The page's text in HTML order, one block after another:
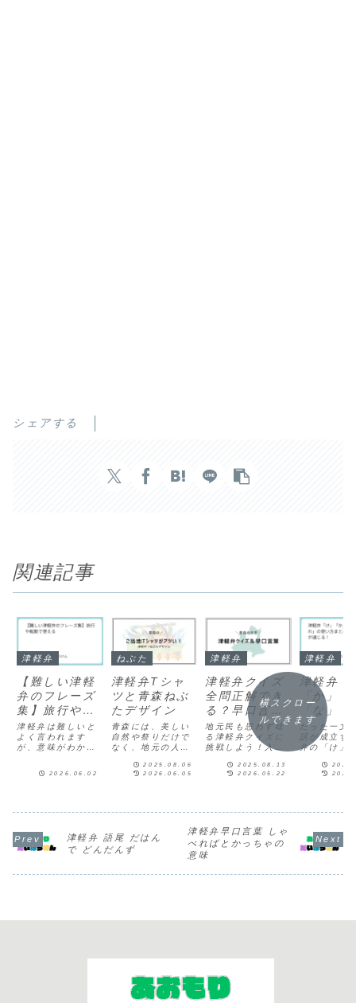
シェアする
関連記事
津軽弁
【難しい津軽
弁のフレーズ
集】旅行や転
勤で使える
津軽弁は難しいと
よく言われます
が、意味がわかれ
行や転勤で青森を
考にしてくださ
い。
2026.06.02
ねぶた
津軽弁Tシャ
ツと青森ねぶ
たデザイン
青森には、美しい
自然や祭りだけで
なく、地元の人た
た文化や言葉があ
ります。そんな“青
案内人ねぶた祭の
モチーフや、味の
ある津軽弁をあし
2025.08.06
2026.06.05
津軽弁
津軽弁クイズ
全問正解でき
る？早口言
葉・日常会話
まで難易度別
に出題
地元民も思わず唸
る津軽弁クイズに
挑戦しよう！入門
常会話まで難易度
別に出題。早口言
文化を体験しよ
う！
2025.08.13
2026.05.22
津軽弁
津軽弁「
「か」
「な」「
の使い方
め｜一文
意味が通
る！
たった一文
話が成立す
弁の「け」
「わ」。そ
の意味・使
す！
横スクロー
ルできます
津軽弁 語尾 だはん
で どんだんず
津軽弁早口言葉 しゃ
べればとかっちゃの
意味